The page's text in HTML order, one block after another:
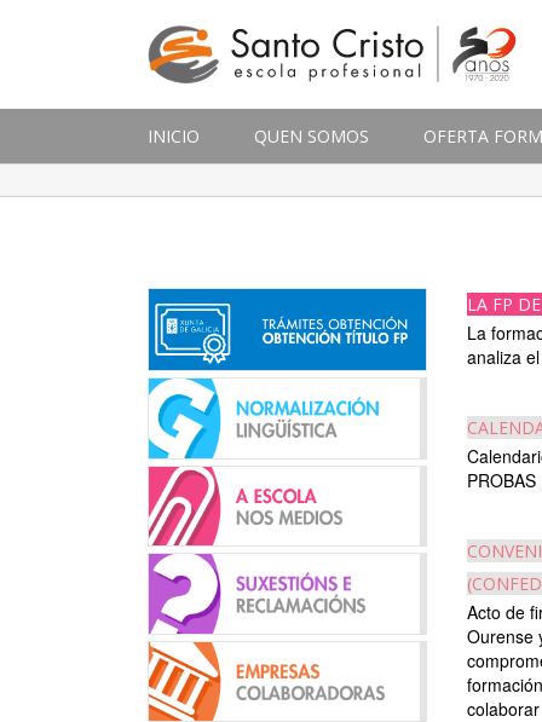
INICIO QUEN SOMOS OFERTA
LA FP
La
analiza
PROBAS
Acto de
Ourense